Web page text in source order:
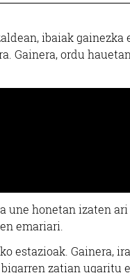
ibaiak gainezka
Gainera, ordu
honetan izaten ari
emariari.
estazioak. Gainera,
zatian ugaritu